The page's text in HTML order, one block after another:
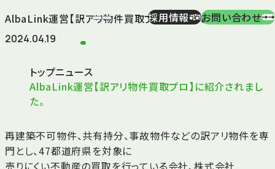
採用情報 お問い合わせ
AlbaLink運営【訳アリ物件買取プロ】に紹介されました。
2024.04.19
トップニュース
AlbaLink運営【訳アリ物件買取プロ】に紹介されまし
た。
再建築不可物件、共有持分、事故物件などの訳アリ物件を専
門とし、47都道府県を対象に